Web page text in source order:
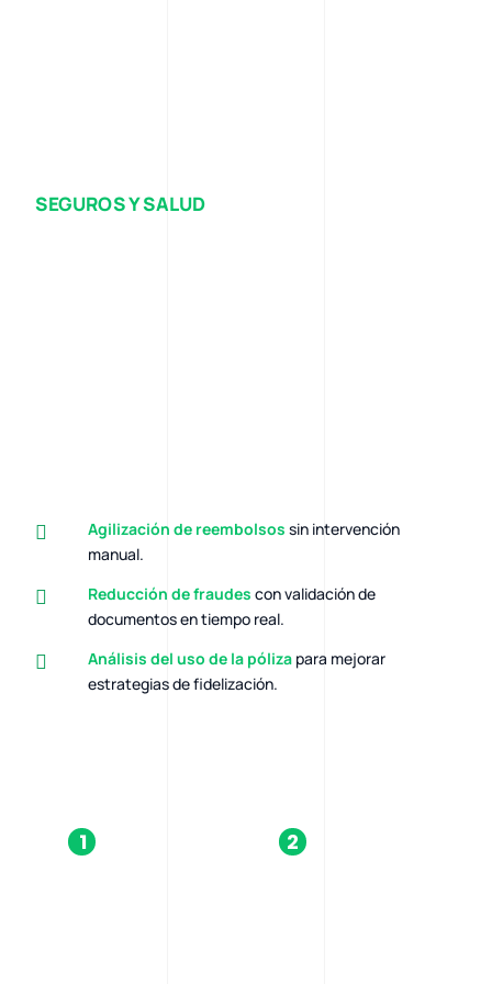
SEGUROS Y SALUD
Agilización de reembolsos sin intervención
manual.
Reducción de fraudes con validación de
documentos en tiempo real.
Análisis del uso de la pólizapara mejorar
estrategias de fidelización.
1 2